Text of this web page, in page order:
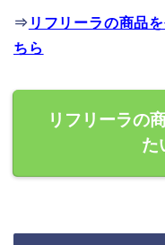
⇒ リフリーラの商品
ちら
リフリーラの
た